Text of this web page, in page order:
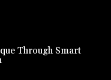
Through Smart